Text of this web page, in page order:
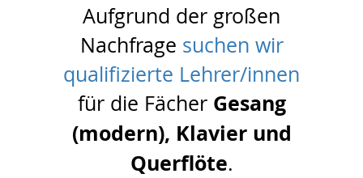
Aufgrund der großen
Nachfrage suchen wir
qualifizierte Lehrer/innen
für die Fächer Gesang
(modern), Klavier und
Querflöte.